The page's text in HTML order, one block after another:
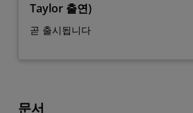
Taylor 출연)
곧 출시됩니다
문서